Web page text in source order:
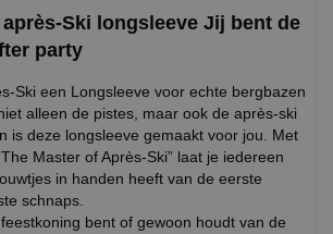
Ski longsleeve Jij bent de
party
Ski een Longsleeve voor echte bergbazen
alleen de pistes, maar ook de après-ski
is deze longsleeve gemaakt voor jou. Met
Master of Après-Ski” laat je iedereen
in handen heeft van de eerste
schnaps.
bent of gewoon houdt van de